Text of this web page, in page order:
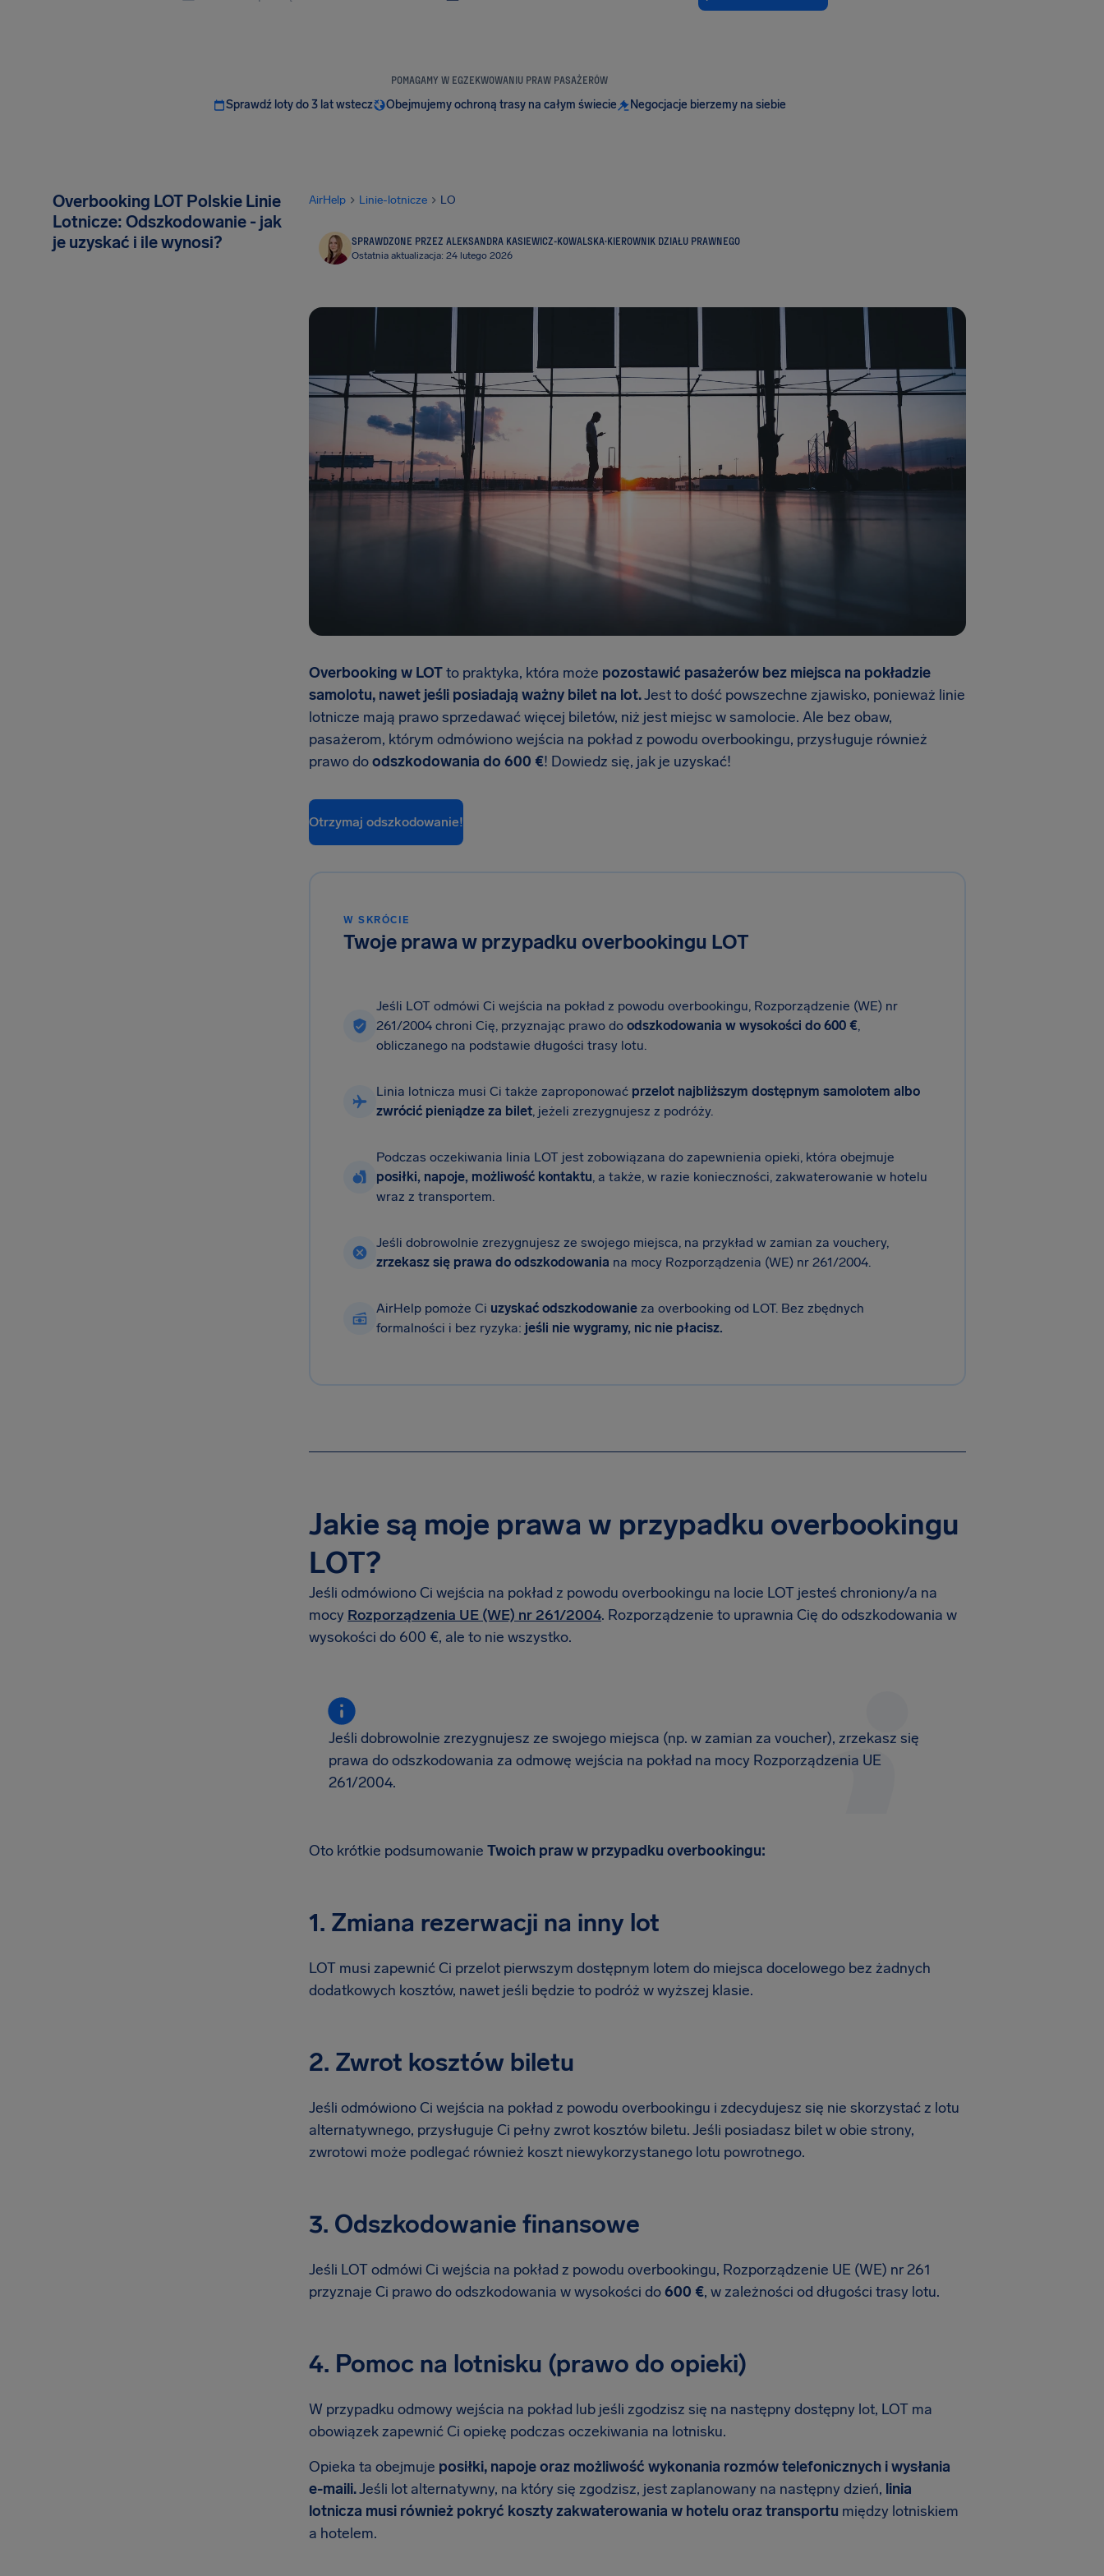
POMAGAMY W EGZEKWOWANIU PRAW PASAŻERÓW
Sprawdź loty do 3 lat wstecz Obejmujemy ochroną trasy na całym świecie Negocjacje bierzemy na siebie
Overbooking LOT Polskie Linie
Lotnicze: Odszkodowanie - jak
je uzyskać i ile wynosi?
AirHelp Linie-lotnicze LO
SPRAWDZONE PRZEZ ALEKSANDRA KASIEWICZ-KOWALSKA·KIEROWNIK DZIAŁU PRAWNEGO
Ostatnia aktualizacja: 24 lutego 2026
Overbooking w LOTto praktyka, która może pozostawić pasażerów bez miejsca na pokładzie
samolotu, nawet jeśli posiadają ważny bilet na lot.Jest to dość powszechne zjawisko, ponieważ linie
lotnicze mają prawo sprzedawać więcej biletów, niż jest miejsc w samolocie. Ale bez obaw,
pasażerom, którym odmówiono wejścia na pokład z powodu overbookingu, przysługuje również
prawo doodszkodowania do 600 €! Dowiedz się, jak je uzyskać!
Otrzymaj odszkodowanie!
W SKRÓCIE
Twoje prawa w przypadku overbookingu LOT
Jeśli LOT odmówi Ci wejścia na pokład z powodu overbookingu, Rozporządzenie (WE) nr
261/2004 chroni Cię, przyznając prawo do odszkodowania w wysokości do 600 €,
obliczanego na podstawie długości trasy lotu.
Linia lotnicza musi Ci także zaproponować przelot najbliższym dostępnym samolotem albo
zwrócić pieniądze za bilet, jeżeli zrezygnujesz z podróży.
Podczas oczekiwania linia LOT jest zobowiązana do zapewnienia opieki, która obejmuje
posiłki, napoje, możliwość kontaktu, a także, w razie konieczności, zakwaterowanie w hotelu
wraz z transportem.
Jeśli dobrowolnie zrezygnujesz ze swojego miejsca, na przykład w zamian za vouchery,
zrzekasz się prawa do odszkodowania na mocy Rozporządzenia (WE) nr 261/2004.
AirHelp pomoże Ci uzyskać odszkodowanie za overbooking od LOT. Bez zbędnych
formalności i bez ryzyka: jeśli nie wygramy, nic nie płacisz.
Jakie są moje prawa w przypadku overbookingu
LOT?
Jeśli odmówiono Ci wejścia na pokład z powodu overbookingu na locie LOT jesteś chroniony/a na
mocy Rozporządzenia UE (WE) nr 261/2004. Rozporządzenie to uprawnia Cię do odszkodowania w
wysokości do 600 €, ale to nie wszystko.
Jeśli dobrowolnie zrezygnujesz ze swojego miejsca (np. w zamian za voucher), zrzekasz się
prawa do odszkodowania za odmowę wejścia na pokład na mocy Rozporządzenia UE
261/2004.
Oto krótkie podsumowanie Twoich praw w przypadku overbookingu:
1. Zmiana rezerwacji na inny lot
LOT musi zapewnić Ci przelot pierwszym dostępnym lotem do miejsca docelowego bez żadnych
dodatkowych kosztów, nawet jeśli będzie to podróż w wyższej klasie.
2. Zwrot kosztów biletu
Jeśli odmówiono Ci wejścia na pokład z powodu overbookingu i zdecydujesz się nie skorzystać z lotu
alternatywnego, przysługuje Ci pełny zwrot kosztów biletu. Jeśli posiadasz bilet w obie strony,
zwrotowi może podlegać również koszt niewykorzystanego lotu powrotnego.
3. Odszkodowanie finansowe
Jeśli LOT odmówi Ci wejścia na pokład z powodu overbookingu, Rozporządzenie UE (WE) nr 261
przyznaje Ci prawo do odszkodowania w wysokości do600 €, w zależności od długości trasy lotu.
4. Pomoc na lotnisku (prawo do opieki)
W przypadku odmowy wejścia na pokład lub jeśli zgodzisz się na następny dostępny lot, LOT ma
obowiązek zapewnić Ci opiekę podczas oczekiwania na lotnisku.
Opieka ta obejmuje posiłki, napoje oraz możliwość wykonania rozmów telefonicznych i wysłania
e-maili.Jeśli lot alternatywny, na który się zgodzisz, jest zaplanowany na następny dzień, linia
lotnicza musi również pokryć koszty zakwaterowania w hotelu oraz transportu między lotniskiem
a hotelem.